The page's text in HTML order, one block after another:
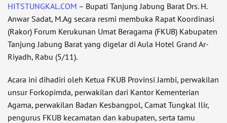
HITSTUNGKAL.COM – Bupati Tanjung Jabung Barat Drs. H.
Anwar Sadat, M.Ag secara resmi membuka Rapat Koordinasi
(Rakor) Forum Kerukunan Umat Beragama (FKUB) Kabupaten
Tanjung Jabung Barat yang digelar di Aula Hotel Grand Ar-
Riyadh, Rabu (5/11).
Acara ini dihadiri oleh Ketua FKUB Provinsi Jambi, perwakilan
unsur Forkopimda, perwakilan dari Kantor Kementerian
Agama, perwakilan Badan Kesbangpol, Camat Tungkal Ilir,
pengurus FKUB kecamatan dan kabupaten, serta tamu